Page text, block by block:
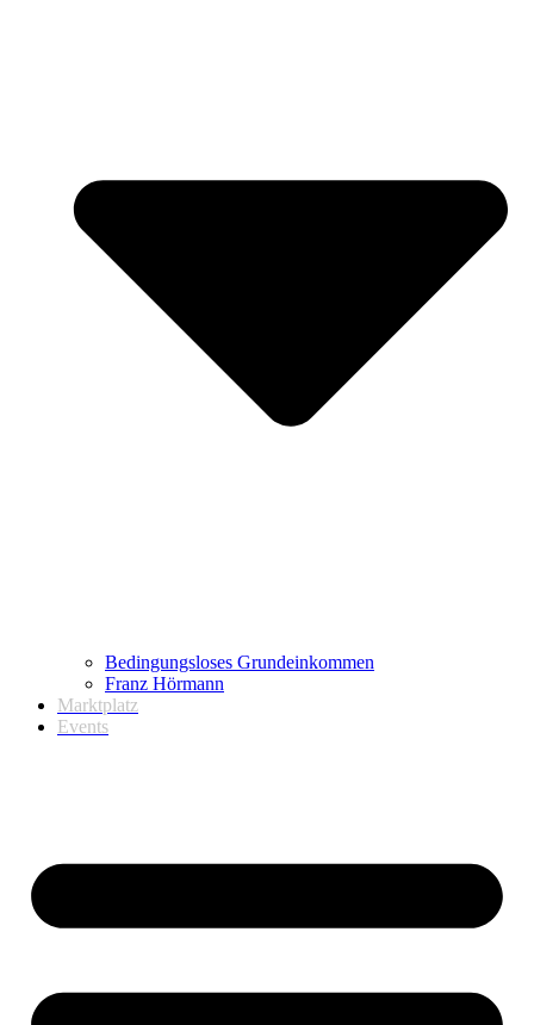
Bedingungsloses Grundeinkommen
Franz Hörmann
Marktplatz
Events